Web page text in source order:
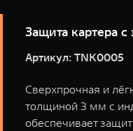
Защита картера
Артикул: TNK0005
Сверхпрочная и
толщиной 3 мм с
обеспечивает